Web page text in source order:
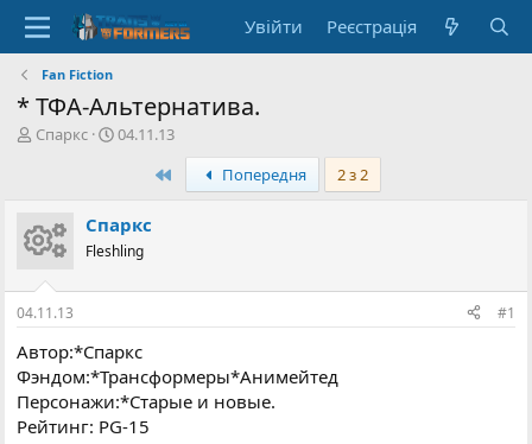
Увійти Реєстрація
Fan Fiction
* ТФА-Альтернатива.
А
т
е
м
и
Спаркс
Д
с
т
в
е
н
н
я
04.11.13
ПершийПопередня 2 з 2
Спаркс
Fleshling
04.11.13 #1
Автор:*Спаркс
Фэндом:*Трансформеры*Анимейтед
Персонажи:*Старые и новые.
Рейтинг: PG-15